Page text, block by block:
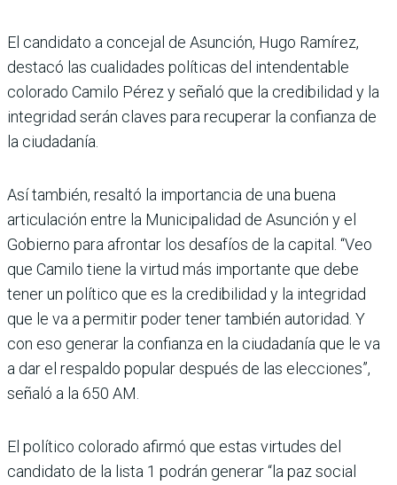
El candidato a concejal de Asunción, Hugo Ramírez,
destacó las cualidades políticas del intendentable
colorado Camilo Pérez y señaló que la credibilidad y la
integridad serán claves para recuperar la confianza de
la ciudadanía.
Así también, resaltó la importancia de una buena
articulación entre la Municipalidad de Asunción y el
Gobierno para afrontar los desafíos de la capital. “Veo
que Camilo tiene la virtud más importante que debe
tener un político que es la credibilidad y la integridad
que le va a permitir poder tener también autoridad. Y
con eso generar la confianza en la ciudadanía que le va
a dar el respaldo popular después de las elecciones”,
señaló a la 650 AM.
El político colorado afirmó que estas virtudes del
candidato de la lista 1 podrán generar “la paz social